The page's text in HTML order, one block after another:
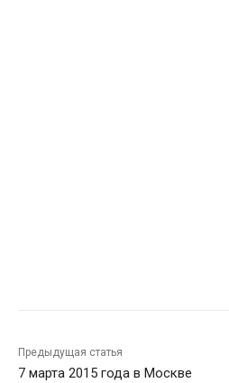
Предыдущая статья
7 марта 2015 года в Москве